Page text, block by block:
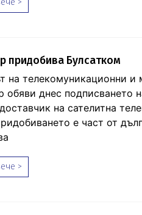
>
придобива Булсатком
на телекомуникационни
обяви днес подписването
на сателитна
е част от
>